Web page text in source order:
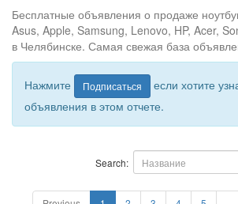
Бесплатные объявления о продаже
Asus, Apple, Samsung, Lenovo, HP, Acer,
в Челябинске. Самая свежая база
Нажмите Подписаться
если хотите
объявления в этом отчете.
Search: